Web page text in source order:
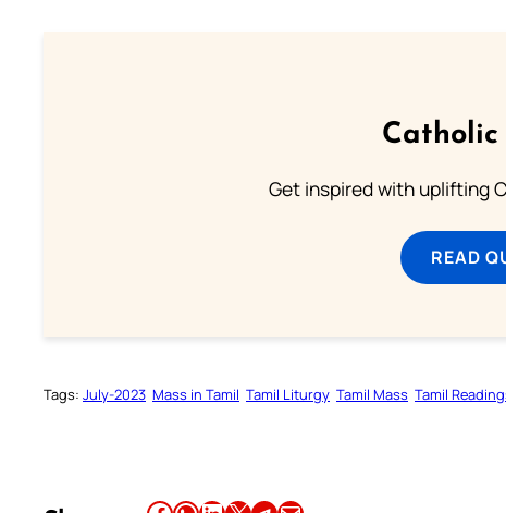
Catholic
Get inspired with uplifting
READ
Tags: July-2023 Mass in Tamil Tamil Liturgy Tamil Mass Tamil